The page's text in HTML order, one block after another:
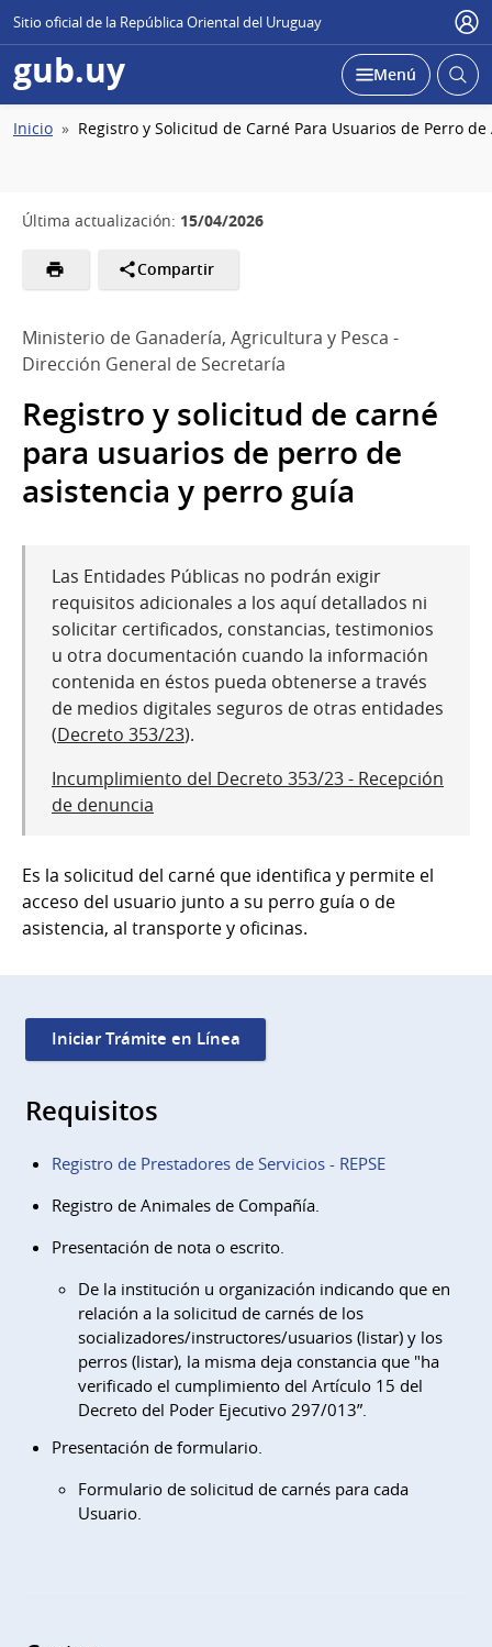
Sitio oficial de la República Oriental del Uruguay
gub.uy Desplegar
Menú Abrir
Ruta
Inicio Registro y Solicitud de Carné Para Usuarios de Perro
Última actualización: 15/04/2026
Compartir
Ministerio de Ganadería, Agricultura y Pesca -
Dirección General de Secretaría
Registro y solicitud de carné
para usuarios de perro de
asistencia y perro guía
Las Entidades Públicas no podrán exigir
requisitos adicionales a los aquí detallados ni
solicitar certificados, constancias, testimonios
u otra documentación cuando la información
contenida en éstos pueda obtenerse a través
de medios digitales seguros de otras entidades
(Decreto 353/23).
Incumplimiento del Decreto 353/23 - Recepción
de denuncia
Es la solicitud del carné que identifica y permite el
acceso del usuario junto a su perro guía o de
asistencia, al transporte y oficinas.
Iniciar Trámite en Línea
Requisitos
Registro de Prestadores de Servicios - REPSE
Registro de Animales de Compañía.
Presentación de nota o escrito.
De la institución u organización indicando que en
relación a la solicitud de carnés de los
socializadores/instructores/usuarios (listar) y los
perros (listar), la misma deja constancia que "ha
verificado el cumplimiento del Artículo 15 del
Decreto del Poder Ejecutivo 297/013”.
Presentación de formulario.
Formulario de solicitud de carnés para cada
Usuario.